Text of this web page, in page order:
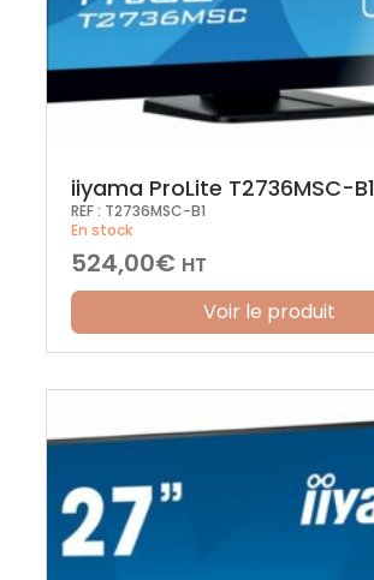
iiyama ProLite T2736MSC-B1
REF : T2736MSC-B1
En stock
524,00€ HT
Voir le produit